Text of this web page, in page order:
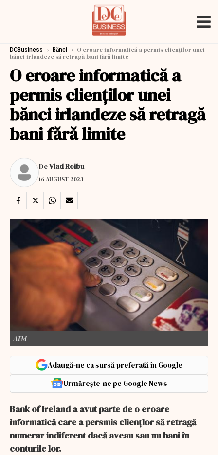
DCBusiness › Bănci › O eroare informatică a permis clienților unei
bănci irlandeze să retragă bani fără limite
O eroare informatică a
permis clienților unei
bănci irlandeze să retragă
bani fără limite
DeVlad Roibu
16 AUGUST 2023
ATM
Adaugă-ne ca sursă preferată în Google
Urmărește-ne pe Google News
Bank of Ireland a avut parte de o eroare
informatică care a persmis cliențlor să retragă
numerar indiferent dacă aveau sau nu bani în
conturile lor.